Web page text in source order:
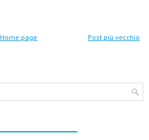
Post più vecchio
Home page